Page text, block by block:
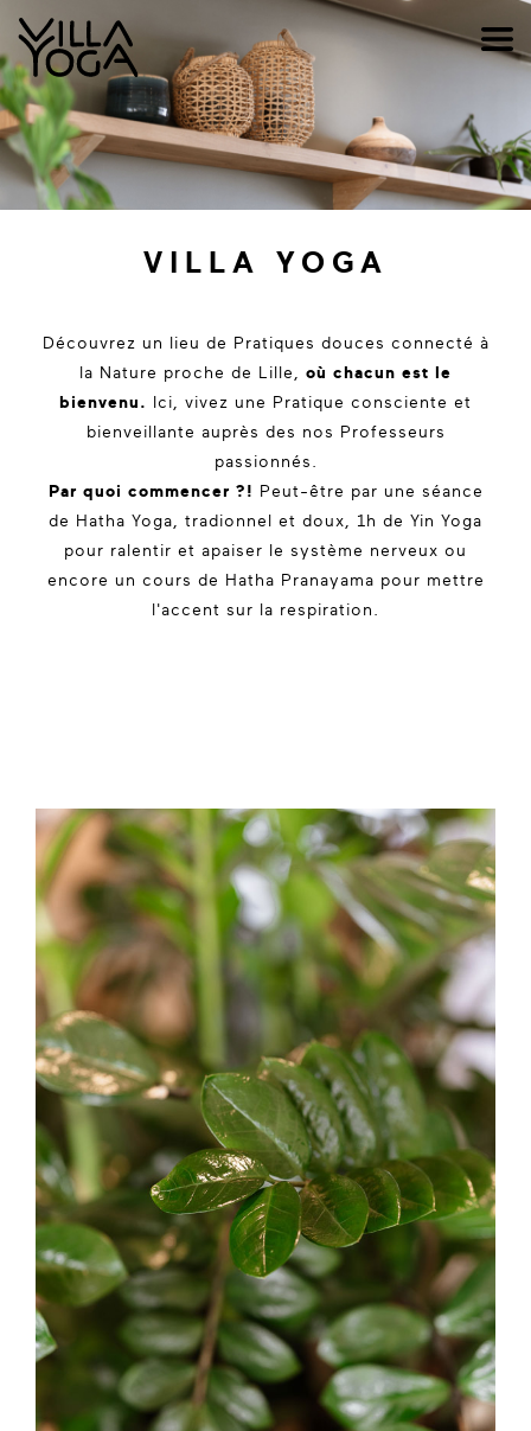
VILLA YOGA
Découvrez un lieu de Pratiques douces connecté à
la Nature proche de Lille, où chacun est le
bienvenu. Ici, vivez une Pratique consciente et
bienveillante auprès des nos Professeurs
passionnés.
Par quoi commencer ?! Peut-être par une séance
de Hatha Yoga, tradionnel et doux, 1h de Yin Yoga
pour ralentir et apaiser le système nerveux ou
encore un cours de Hatha Pranayama pour mettre
l'accent sur la respiration.